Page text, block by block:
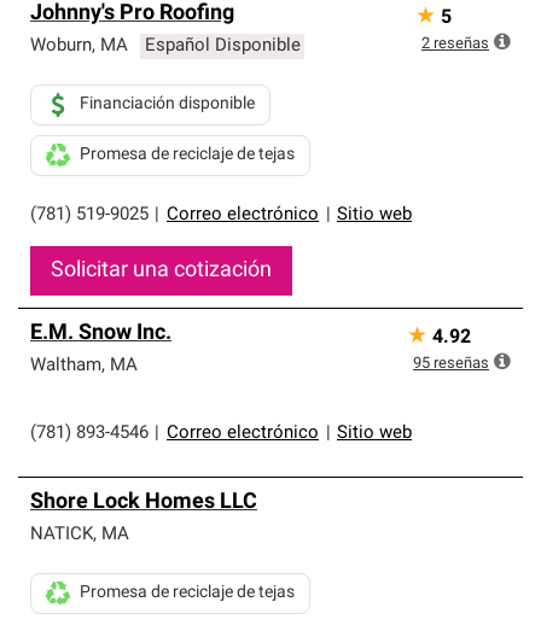
Johnny's Pro Roofing
Woburn, MA Español Disponible
(781) 519-9025 Correo electrónico Sitio web
Financiación disponible
Promesa de reciclaje de tejas
Solicitar una cotización
★ 5
2 reseñas
E.M. Snow Inc.
Waltham, MA
(781) 893-4546 Correo electrónico Sitio web
★ 4.92
95 reseñas
Shore Lock Homes LLC
NATICK, MA
Promesa de reciclaje de tejas